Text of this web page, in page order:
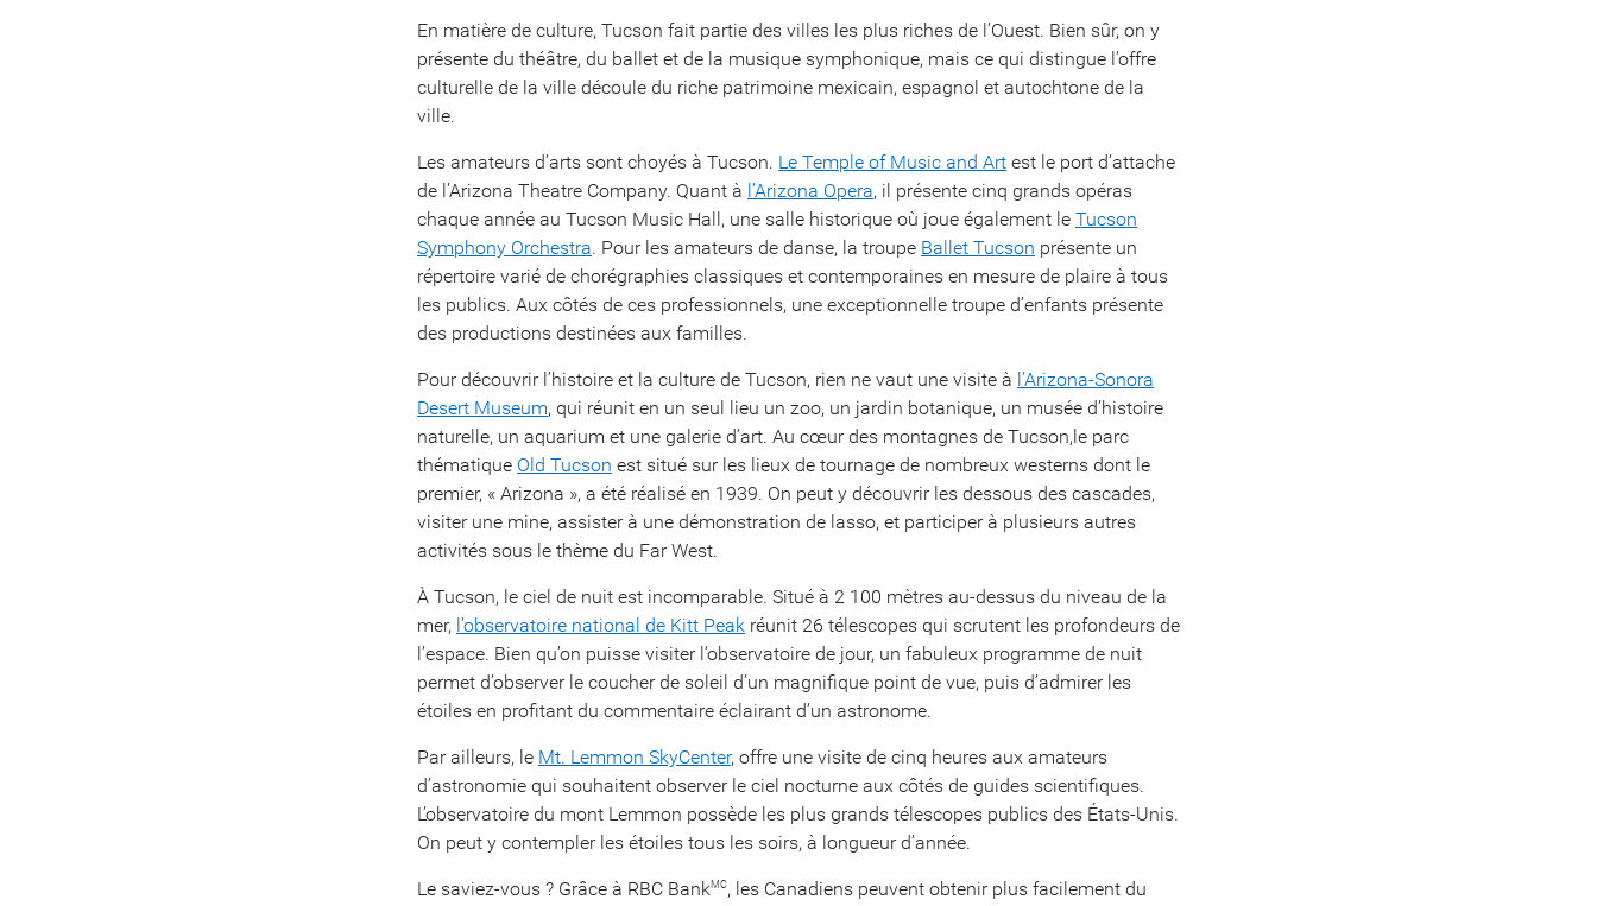
En matière de culture, Tucson fait partie des villes les plus riches de l’Ouest. Bien sûr, on y
présente du théâtre, du ballet et de la musique symphonique, mais ce qui distingue l’offre
culturelle de la ville découle du riche patrimoine mexicain, espagnol et autochtone de la
ville.
Les amateurs d’arts sont choyés à Tucson. Le Temple of Music and Art est le port d’attache
de l’Arizona Theatre Company. Quant à l’Arizona Opera, il présente cinq grands opéras
chaque année au Tucson Music Hall, une salle historique où joue également le Tucson
Symphony Orchestra. Pour les amateurs de danse, la troupe Ballet Tucson présente un
répertoire varié de chorégraphies classiques et contemporaines en mesure de plaire à tous
les publics. Aux côtés de ces professionnels, une exceptionnelle troupe d’enfants présente
des productions destinées aux familles.
Pour découvrir l’histoire et la culture de Tucson, rien ne vaut une visite à l’Arizona-Sonora
Desert Museum, qui réunit en un seul lieu un zoo, un jardin botanique, un musée d’histoire
naturelle, un aquarium et une galerie d’art. Au cœur des montagnes de Tucson,le parc
thématique Old Tucson est situé sur les lieux de tournage de nombreux westerns dont le
premier, « Arizona », a été réalisé en 1939. On peut y découvrir les dessous des cascades,
visiter une mine, assister à une démonstration de lasso, et participer à plusieurs autres
activités sous le thème du Far West.
À Tucson, le ciel de nuit est incomparable. Situé à 2 100 mètres au-dessus du niveau de la
mer, l’observatoire national de Kitt Peak réunit 26 télescopes qui scrutent les profondeurs de
l’espace. Bien qu’on puisse visiter l’observatoire de jour, un fabuleux programme de nuit
permet d’observer le coucher de soleil d’un magnifique point de vue, puis d’admirer les
étoiles en profitant du commentaire éclairant d’un astronome.
Par ailleurs, le Mt. Lemmon SkyCenter, offre une visite de cinq heures aux amateurs
d’astronomie qui souhaitent observer le ciel nocturne aux côtés de guides scientifiques.
L’observatoire du mont Lemmon possède les plus grands télescopes publics des États-Unis.
On peut y contempler les étoiles tous les soirs, à longueur d’année.
Le saviez-vous ? Grâce à RBC BankMC, les Canadiens peuvent obtenir plus facilement du